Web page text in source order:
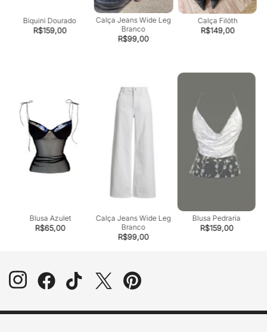
Calça Filóth
R$149,00
Calça Jeans Wide Leg
Branco
R$99,00
Biquini Dourado
R$159,00
Blusa Azulet
R$65,00
Calça Jeans Wide Leg
Branco
R$99,00
Blusa Pedraria
R$159,00